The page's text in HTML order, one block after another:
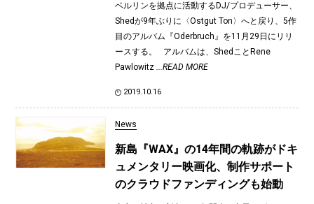
ベルリンを拠点に活動するDJ/プロデューサー、
Shedが9年ぶりに〈Ostgut Ton〉へと戻り、5作
目のアルバム『Oderbruch』を11月29日にリリ
ースする。 アルバムは、ShedことRene
Pawlowitz ...READ MORE
2019.10.16
News
新島『WAX』の14年間の軌跡がドキ
ュメンタリー映画化、制作サポート
のクラウドファンディングも始動
Report